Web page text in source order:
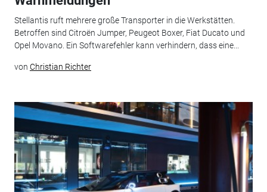
Stellantis ruft mehrere große Transporter in die Werkstätten.
Betroffen sind Citroën Jumper, Peugeot Boxer, Fiat Ducato und
Opel Movano. Ein Softwarefehler kann verhindern, dass eine...
von Christian Richter